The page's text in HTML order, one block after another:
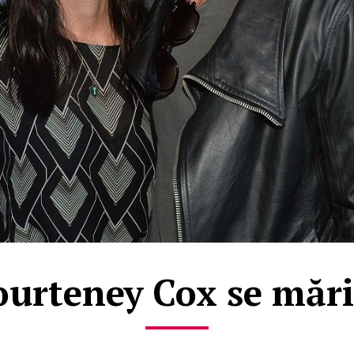
Cox se